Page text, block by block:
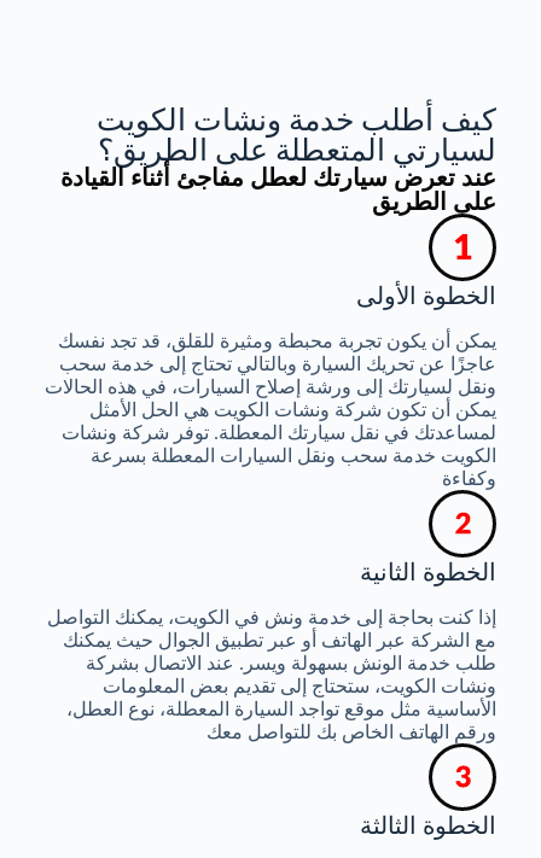
كيف أطلب خدمة ونشات الكويت
لسيارتي المتعطلة على الطريق؟
عند تعرض سيارتك لعطل مفاجئ أثناء القيادة
على الطريق
الخطوة الأولى
يمكن أن يكون تجربة محبطة ومثيرة للقلق، قد تجد نفسك
عاجزًا عن تحريك السيارة وبالتالي تحتاج إلى خدمة سحب
ونقل لسيارتك إلى ورشة إصلاح السيارات، في هذه الحالات
يمكن أن تكون شركة ونشات الكويت هي الحل الأمثل
لمساعدتك في نقل سيارتك المعطلة. توفر شركة ونشات
الكويت خدمة سحب ونقل السيارات المعطلة بسرعة
وكفاءة
الخطوة الثانية
إذا كنت بحاجة إلى خدمة ونش في الكويت، يمكنك التواصل
مع الشركة عبر الهاتف أو عبر تطبيق الجوال حيث يمكنك
طلب خدمة الونش بسهولة ويسر. عند الاتصال بشركة
ونشات الكويت، ستحتاج إلى تقديم بعض المعلومات
الأساسية مثل موقع تواجد السيارة المعطلة، نوع العطل،
ورقم الهاتف الخاص بك للتواصل معك
الخطوة الثالثة